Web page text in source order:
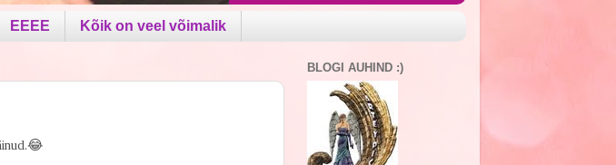
EEEE Kõik on veel võimalik
BLOGI AUHIND :)